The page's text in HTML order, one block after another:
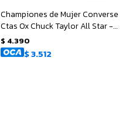
Championes de Mujer Converse
Ctas Ox Chuck Taylor All Star -
Verde - Blanco
$ 4.390
$3.512